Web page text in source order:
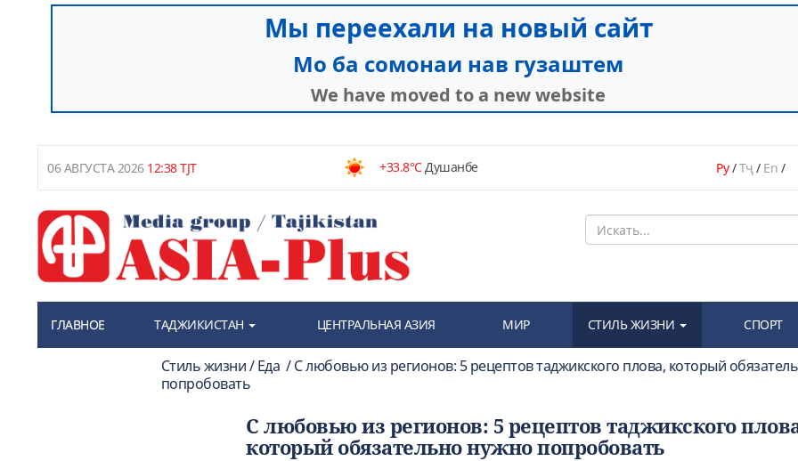
06 АВГУСТА 202612:38 TJT +33.8°CДушанбе Ру/Тҷ/ En /
ГЛАВНОЕ ТАДЖИКИСТАН ЦЕНТРАЛЬНАЯ АЗИЯ МИР СТИЛЬ ЖИЗНИ СПОРТ
Стиль жизни / Еда / С любовью из регионов: 5 рецептов таджикского плова, который
попробовать
С любовью из регионов: 5 рецептов таджикского
который обязательно нужно попробовать